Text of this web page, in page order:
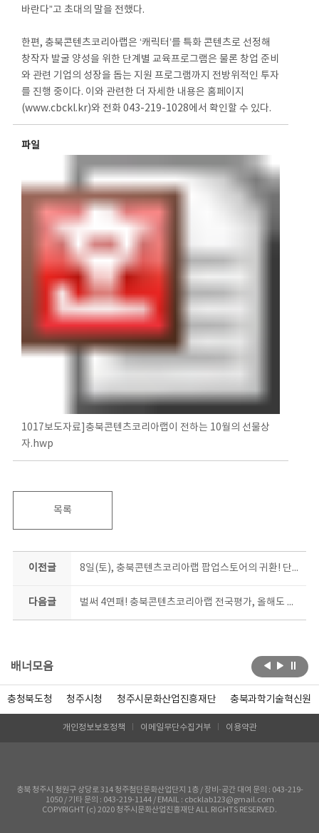
바란다”고 초대의 말을 전했다.
한편, 충북콘텐츠코리아랩은 ‘캐릭터’를 특화 콘텐츠로 선정해
창작자 발굴 양성을 위한 단계별 교육프로그램은 물론 창업 준비
와 관련 기업의 성장을 돕는 지원 프로그램까지 전방위적인 투자
를 진행 중이다. 이와 관련한 더 자세한 내용은 홈페이지
(www.cbckl.kr)와 전화 043-219-1028에서 확인할 수 있다.
파일
1017보도자료]충북콘텐츠코리아랩이 전하는 10월의 선물상
자.hwp
목록
이전글 8일(토), 충북콘텐츠코리아랩 팝업스토어의 귀환! 단 9일간의 깜짝 마켓, 놓치지 마세요~
다음글 벌써 4연패! 충북콘텐츠코리아랩 전국평가, 올해도 최고등급
배너모음
충청북도청 청주시청 청주시문화산업진흥재단 충북과학기술혁신원
개인정보보호정책 이메일무단수집거부 이용약관
충북 청주시 청원구 상당로 314 청주첨단문화산업단지 1층 / 장비-공간 대여 문의 : 043-219-
1050 / 기타 문의 : 043-219-1144 / EMAIL : cbcklab123@gmail.com
COPYRIGHT (c) 2020 청주시문화산업진흥재단 ALL RIGHTS RESERVED.